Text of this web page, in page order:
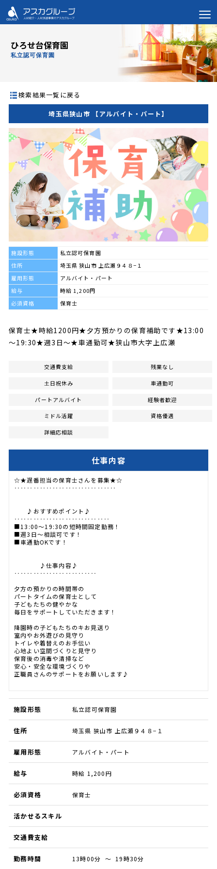
ひろせ台保育園
私立認可保育園
検索結果一覧に戻る
埼玉県狭山市 【アルバイト・パート】
施設形態
私立認可保育園
住所
埼玉県 狭山市 上広瀬９４８−１
雇用形態
アルバイト・パート
給与
時給 1,200円
必須資格
保育士
保育士★時給1200円★夕方預かりの保育補助です★13:00
～19:30★週3日～★車通勤可★狭山市大字上広瀬
交通費支給 残業なし
土日祝休み 車通勤可
パートアルバイト 経験者歓迎
ミドル活躍 資格優遇
詳細応相談
仕事内容
☆★遅番担当の保育士さんを募集★☆
‥‥‥‥‥‥‥‥‥‥‥‥‥‥‥‥
♪おすすめポイント♪
‥‥‥‥‥‥‥‥‥‥‥‥‥‥‥
■13:00～19:30の短時間固定勤務！
■週3日～相談可です！
■車通勤OKです！
♪仕事内容♪
‥‥‥‥‥‥‥‥‥‥‥‥‥
夕方の預かりの時間帯の
パートタイムの保育士として
子どもたちの健やかな
毎日をサポートしていただきます！
降園時の子どもたちのキお見送り
室内やお外遊びの見守り
トイレや着替えのお手伝い
心地よい空間づくりと見守り
保育後の消毒や清掃など
安心・安全な環境づくりや
正職員さんのサポートをお願いします♪
施設形態 私立認可保育園
住所 埼玉県 狭山市 上広瀬９４８−１
雇用形態 アルバイト・パート
給与 時給 1,200円
必須資格 保育士
活かせるスキル
交通費支給
勤務時間 13時00分 ～ 19時30分